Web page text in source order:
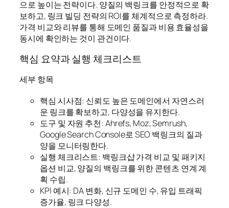
으로 높이는 전략이다. 양질의 백링크를 안정적으로 확
보하고, 링크 빌딩 전략의 ROI를 체계적으로 측정하라.
가격 비교와 리뷰를 통해 도메인 품질과 비용 효율성을
동시에 확인하는 것이 관건이다.
핵심 요약과 실행 체크리스트
세부 항목
핵심 시사점: 신뢰도 높은 도메인에서 자연스러
운 링크를 확보하고, 다양성을 유지한다.
도구 및 자원 추천: Ahrefs, Moz, Semrush,
Google Search Console로 SEO 백링크의 질과
양을 모니터링한다.
실행 체크리스트: 백링크샵 가격 비교 및 패키지
옵션 비교, 양질의 백링크를 위한 콘텐츠 연계 계
획 수립.
KPI 예시: DA 변화, 신규 도메인 수, 유입 트래픽
증가율, 링크 다양성.